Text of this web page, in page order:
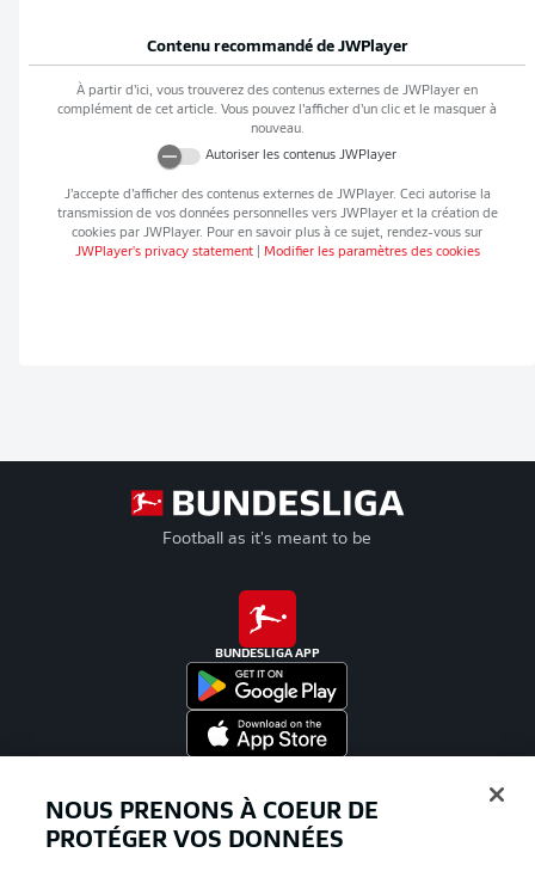
Contenu recommandé de JWPlayer
À partir d’ici, vous trouverez des contenus externes de JWPlayer en
complément de cet article. Vous pouvez l’afficher d’un clic et le masquer à
nouveau.
Autoriser les contenus JWPlayer
J’accepte d’afficher des contenus externes de JWPlayer. Ceci autorise la
transmission de vos données personnelles vers JWPlayeret la création de
cookies par JWPlayer. Pour en savoir plus à ce sujet, rendez-vous sur
JWPlayer's privacy statement| Modifier les paramètres des cookies
Football as it's meant to be
BUNDESLIGA APP
NOUS PRENONS À COEUR DE
PROTÉGER VOS DONNÉES